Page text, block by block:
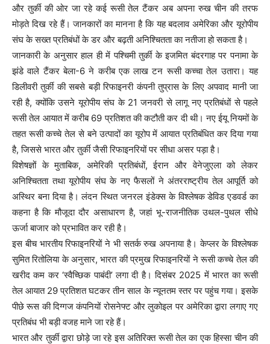
और तुर्की की ओर जा रहे कई रूसी तेल टैंकर अब अपना रुख चीन की तरफ
मोड़ते दिख रहे हैं। जानकारों का मानना है कि यह बदलाव अमेरिका और यूरोपीय
संघ के सख्त प्रतिबंधों के डर और बढ़ती अनिश्चितता का नतीजा हो सकता है।
जानकारी के अनुसार हाल ही में पश्चिमी तुर्की के इजमित बंदरगाह पर पनामा के
झंडे वाले टैंकर बेला-6 ने करीब एक लाख टन रूसी कच्चा तेल उतारा। यह
डिलीवरी तुर्की की सबसे बड़ी रिफाइनरी कंपनी तुप्रास के लिए अपवाद मानी जा
रही है, क्योंकि उसने यूरोपीय संघ के 21 जनवरी से लागू नए प्रतिबंधों से पहले
रूसी तेल आयात में करीब 69 प्रतिशत की कटौती कर दी थी। नए ईयू नियमों के
तहत रूसी कच्चे तेल से बने उत्पादों का यूरोप में आयात प्रतिबंधित कर दिया गया
है, जिससे भारत और तुर्की जैसी रिफाइनरियों पर सीधा असर पड़ा है।
विशेषज्ञों के मुताबिक, अमेरिकी प्रतिबंधों, ईरान और वेनेजुएला को लेकर
अनिश्चितता तथा यूरोपीय संघ के नए फैसलों ने अंतरराष्ट्रीय तेल आपूर्ति को
अस्थिर बना दिया है। लंदन स्थित जनरल इंडेक्स के विश्लेषक डेविड एडवर्ड का
कहना है कि मौजूदा दौर असाधारण है, जहां भू-राजनीतिक उथल-पुथल सीधे
ऊर्जा बाजार को प्रभावित कर रही है।
इस बीच भारतीय रिफाइनरियों ने भी सतर्क रुख अपनाया है। केप्लर के विश्लेषक
सुमित रितोलिया के अनुसार, भारत की प्रमुख रिफाइनरियों ने रूसी कच्चे तेल की
खरीद कम कर ‘स्वैच्छिक पाबंदी’ लगा दी है। दिसंबर 2025 में भारत का रूसी
तेल आयात 29 प्रतिशत घटकर तीन साल के न्यूनतम स्तर पर पहुंच गया। इसके
पीछे रूस की दिग्गज कंपनियों रोसनेफ्ट और लुकोइल पर अमेरिका द्वारा लगाए गए
प्रतिबंध भी बड़ी वजह माने जा रहे हैं।
भारत और तुर्की द्वारा छोड़े जा रहे इस अतिरिक्त रूसी तेल का एक हिस्सा चीन की